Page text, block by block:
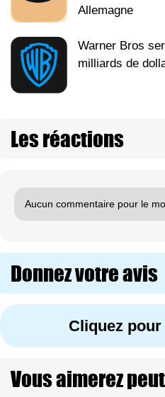
Allemagne
Warner Bros
milliards de
Les réactions
Aucun commentaire pour le
Donnez votre avis
Cliquez
Vous aimerez